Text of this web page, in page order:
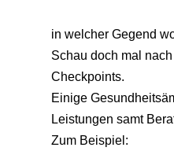
in welcher Gegend
Schau doch mal
Checkpoints.
Einige
Leistungen samt
Zum Beispiel: